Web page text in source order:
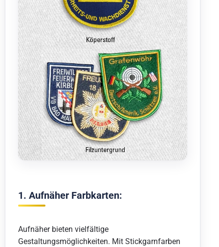
1. Aufnäher Farbkarten:
Aufnäher bieten vielfältige
Gestaltungsmöglichkeiten. Mit Stickgarnfarben